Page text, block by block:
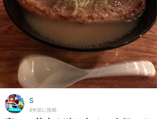
S
8年前に投稿